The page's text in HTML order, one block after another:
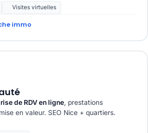
Visites virtuelles
immo
de RDV en ligne, prestations
en valeur. SEO Nice + quartiers.